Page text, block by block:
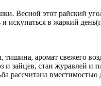
Весной этот райский
в жаркий
аромат свежего
зайцев, стаи журавлей и
рассчитана